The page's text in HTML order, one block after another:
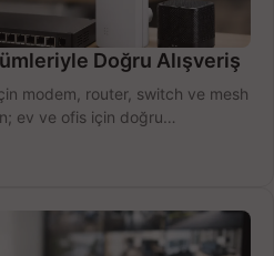
Doğru Alışveriş
modem, router, switch ve mesh
ev ve ofis için doğru